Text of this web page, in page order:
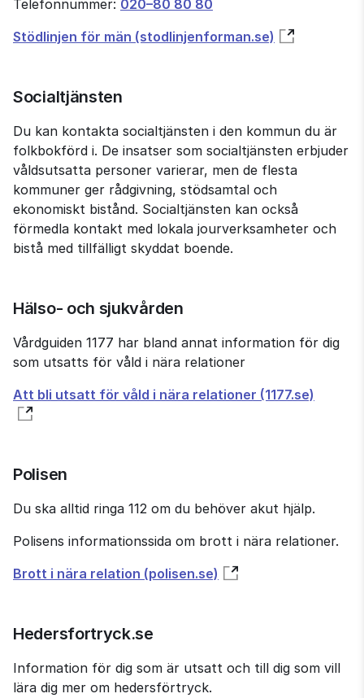
Telefonnummer: 020–80 80 80
Stödlinjen för män (stodlinjenforman.se)
Socialtjänsten
Du kan kontakta socialtjänsten i den kommun du är
folkbokförd i. De insatser som socialtjänsten erbjuder
våldsutsatta personer varierar, men de flesta
kommuner ger rådgivning, stödsamtal och
ekonomiskt bistånd. Socialtjänsten kan också
förmedla kontakt med lokala jour­verksamheter och
bistå med tillfälligt skyddat boende.
Hälso- och sjukvården
Vårdguiden 1177 har bland annat information för dig
som utsatts för våld i nära relationer
Att bli utsatt för våld i nära relationer (1177.se)
Polisen
Du ska alltid ringa 112 om du behöver akut hjälp.
Polisens informations­sida om brott i nära relationer.
Brott i nära relation (polisen.se)
Hedersfortryck.se
Information för dig som är utsatt och till dig som vill
lära dig mer om hedersförtryck.